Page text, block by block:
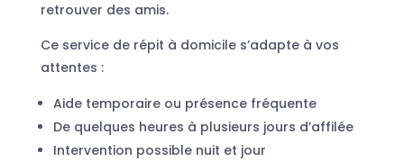
retrouver des amis.
Ce service de répit à domicile s’adapte à vos
attentes :
Aide temporaire ou présence fréquente
De quelques heures à plusieurs jours d’affilée
Intervention possible nuit et jour